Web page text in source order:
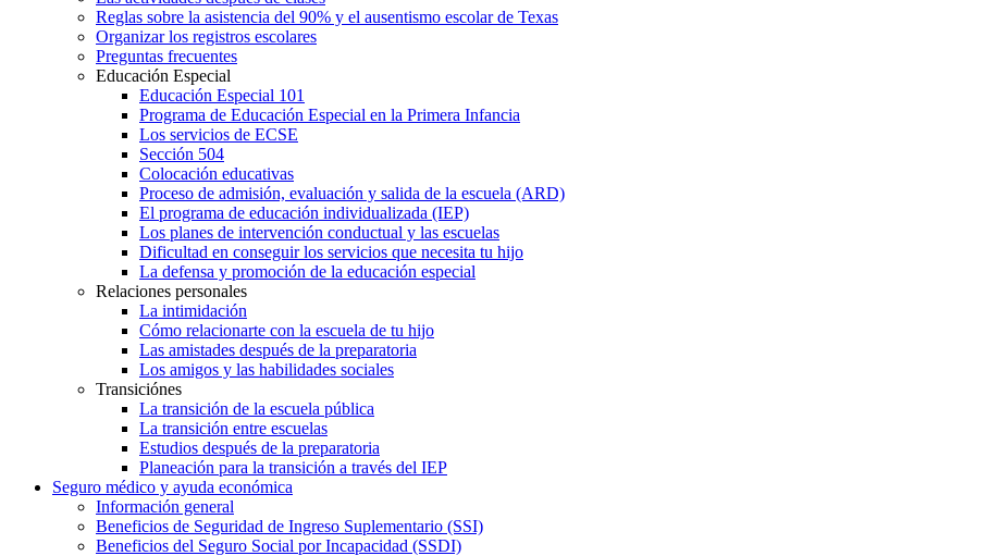
Reglas sobre la asistencia del 90% y el ausentismo escolar de Texas
Organizar los registros escolares
Preguntas frecuentes
Educación Especial
Educación Especial 101
Programa de Educación Especial en la Primera Infancia
Los servicios de ECSE
Sección 504
Colocación educativas
Proceso de admisión, evaluación y salida de la escuela (ARD)
El programa de educación individualizada (IEP)
Los planes de intervención conductual y las escuelas
Dificultad en conseguir los servicios que necesita tu hijo
La defensa y promoción de la educación especial
Relaciones personales
La intimidación
Cómo relacionarte con la escuela de tu hijo
Las amistades después de la preparatoria
Los amigos y las habilidades sociales
Transiciónes
La transición de la escuela pública
La transición entre escuelas
Estudios después de la preparatoria
Planeación para la transición a través del IEP
Seguro médico y ayuda económica
Información general
Beneficios de Seguridad de Ingreso Suplementario (SSI)
Beneficios del Seguro Social por Incapacidad (SSDI)